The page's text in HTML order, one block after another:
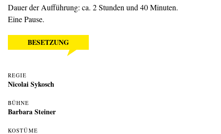
Dauer der Aufführung: ca. 2 Stunden und 40 Minuten.
Eine Pause.
BESETZUNG
REGIE
Nicolai Sykosch
BÜHNE
Barbara Steiner
KOSTÜME